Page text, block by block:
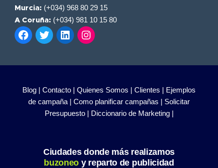
Murcia: (+034) 968 80 29 15
A Coruña: (+034) 981 10 15 80
Blog | Contacto | Quienes Somos | Clientes | Ejemplos
de campaña | Como planificar campañas | Solicitar
Presupuesto | Diccionario de Marketing |
Ciudades donde más realizamos
buzoneo y reparto de publicidad